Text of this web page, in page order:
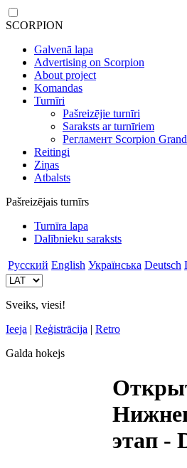
SCORPION
Galvenā lapa
Advertising on Scorpion
About project
Komandas
Turnīri
Pašreizējie turnīri
Saraksts ar turnīriem
Регламент Scorpion
Reitingi
Ziņas
Atbalsts
Pašreizējais turnīrs
Turnīra lapa
Dalībnieku saraksts
Русский English Українська Deutsch
Sveiks, viesi!
Ieeja | Reģistrācija | Retro
Galda hokejs
этап -